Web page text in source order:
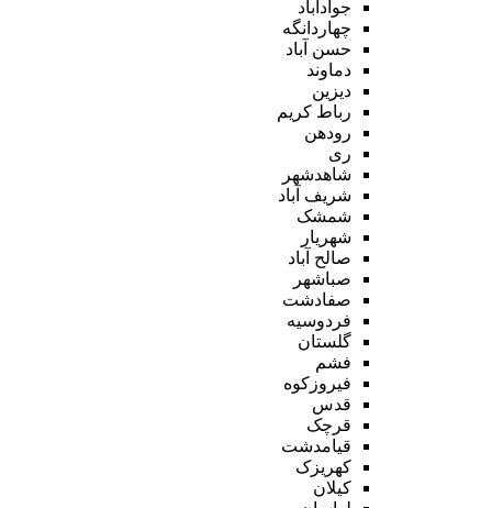
جوادآباد
چهاردانگه
حسن آباد
دماوند
دیزین
رباط کریم
رودهن
ری
شاهدشهر
شریف آباد
شمشک
شهریار
صالح آباد
صباشهر
صفادشت
فردوسیه
گلستان
فشم
فیروزکوه
قدس
قرچک
قیامدشت
کهریزک
کیلان